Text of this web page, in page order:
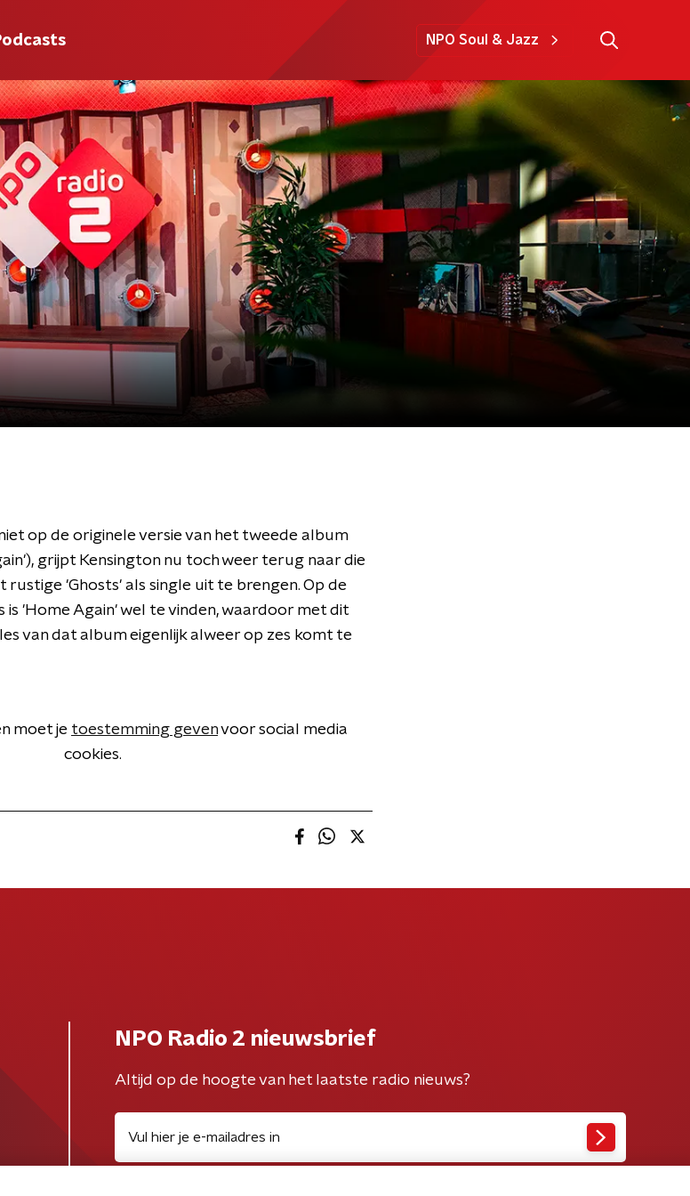
NPO Soul & Jazz
op de originele versie van het tweede album
grijpt Kensington nu toch weer terug naar die
'Ghosts' als single uit te brengen. Op de
is 'Home Again' wel te vinden, waardoor met dit
van dat album eigenlijk alweer op zes komt te
moet je toestemming gevenvoor social media
cookies.
NPO Radio 2 nieuwsbrief
Altijd op de hoogte van het laatste radio nieuws?